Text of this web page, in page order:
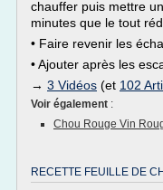
chauffer puis mettre
minutes que le tout
• Faire revenir les
• Ajouter après les
→ 3 Vidéos (et 102
Voir également :
Chou Rouge Vin
RECETTE FEUILLE DE